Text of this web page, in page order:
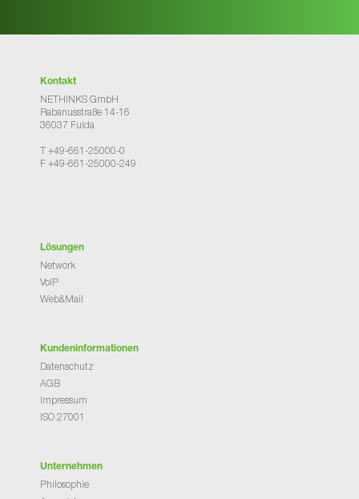
Kontakt
NETHINKS GmbH
Rabanusstraße 14-16
36037 Fulda
T +49-661-25000-0
F +49-661-25000-249
Lösungen
Network
VoIP
Web&Mail
Kundeninformationen
Datenschutz
AGB
Impressum
ISO 27001
Unternehmen
Philosophie